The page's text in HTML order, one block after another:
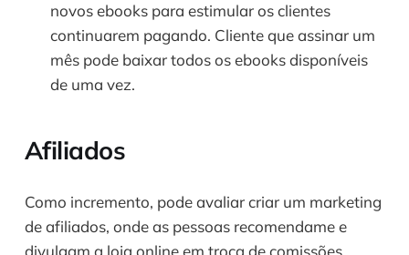
novos ebooks para estimular os clientes
continuarem pagando. Cliente que assinar um
mês pode baixar todos os ebooks disponíveis
de uma vez.
Afiliados
Como incremento, pode avaliar criar um marketing
de afiliados, onde as pessoas recomendame e
divulgam a loja online em troca de comissões